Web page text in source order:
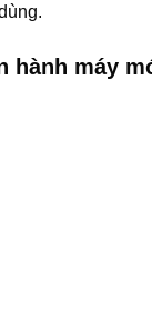
hành máy